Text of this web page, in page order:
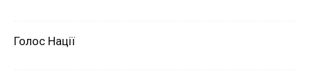
Голос Нації